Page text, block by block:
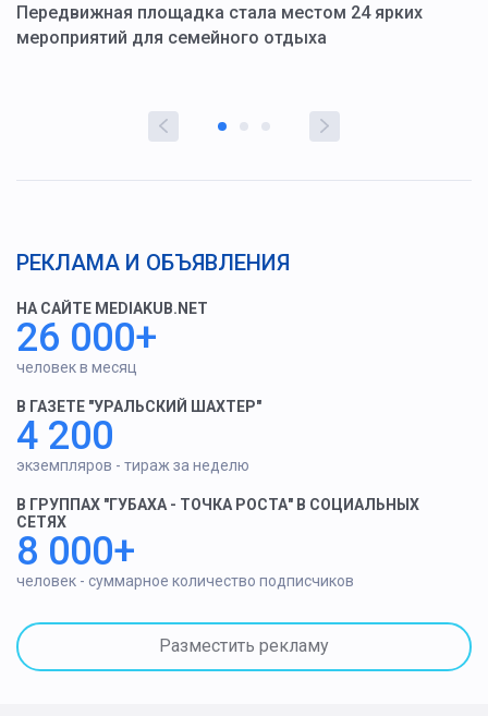
Передвижная площадка стала местом 24 ярких
мероприятий для семейного отдыха
РЕКЛАМА И ОБЪЯВЛЕНИЯ
НА САЙТЕ MEDIAKUB.NET
26 000+
человек в месяц
В ГАЗЕТЕ "УРАЛЬСКИЙ ШАХТЕР"
4 200
экземпляров - тираж за неделю
В ГРУППАХ "ГУБАХА - ТОЧКА РОСТА" В СОЦИАЛЬНЫХ
СЕТЯХ
8 000+
человек - суммарное количество подписчиков
Разместить рекламу